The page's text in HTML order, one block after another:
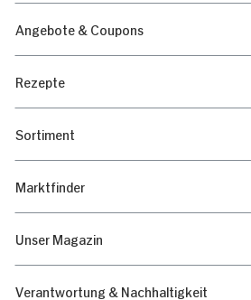
Angebote & Coupons
Rezepte
Sortiment
Marktfinder
Unser Magazin
Verantwortung & Nachhaltigkeit